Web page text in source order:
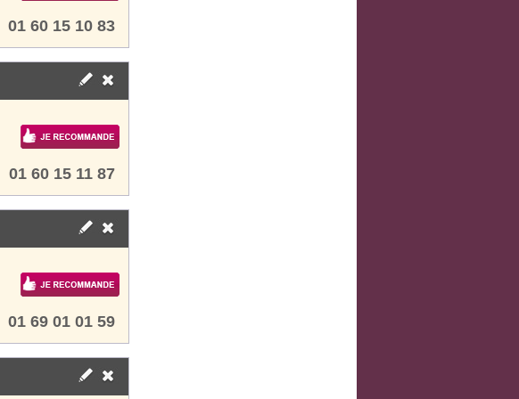
01 60 15 10 83
01 60 15 11 87
01 69 01 01 59